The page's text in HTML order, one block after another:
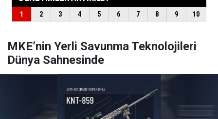
MKE’nin Yerli Savunma Teknolojileri
Dünya Sahnesinde